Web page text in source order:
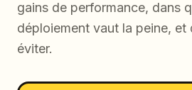
gains de performance, dans
déploiement vaut la peine, et
éviter.